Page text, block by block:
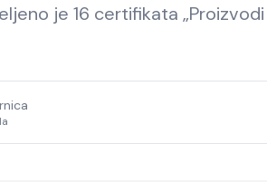
je 16 certifikata